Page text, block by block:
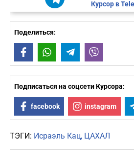
Курсор в
Поделиться:
FacebookWhatsAppTelegram
Подписаться на соцсети Курсора:
facebook instagram
ТЭГИ: Исраэль Кац ЦАХАЛ